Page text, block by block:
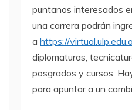
puntanos interesados
una carrera podrán
a https://
diplomaturas,
posgrados y cursos.
para apuntar a un